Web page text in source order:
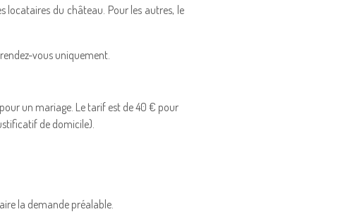
locataires du château. Pour les autres, le
vous uniquement.
un mariage. Le tarif est de 40 € pour
de domicile).
la demande préalable.